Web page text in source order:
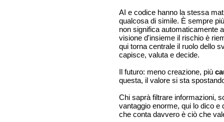
AI e codice hanno la stessa
qualcosa di simile. È sempre
non significa automaticamente
visione d'insieme il rischio è
qui torna centrale il ruolo dello
capisce, valuta e decide.
Il futuro: meno creazione, più
questa, il valore si sta
Chi saprà filtrare informazioni,
vantaggio enorme, qui lo dico e
che conta davvero è ciò che